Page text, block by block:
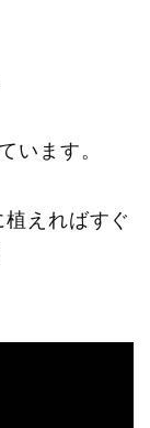
います。
えればすぐ